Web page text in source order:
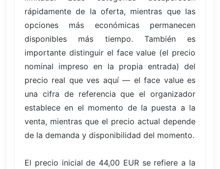
rápidamente de la oferta, mientras que las
opciones más económicas permanecen
disponibles más tiempo. También es
importante distinguir el face value (el precio
nominal impreso en la propia entrada) del
precio real que ves aquí — el face value es
una cifra de referencia que el organizador
establece en el momento de la puesta a la
venta, mientras que el precio actual depende
de la demanda y disponibilidad del momento.
El precio inicial de 44,00 EUR se refiere a la